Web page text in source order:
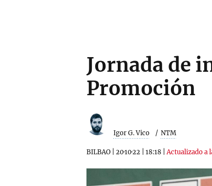
Jornada de
Promoción
Igor G. Vico NTM
BILBAO 20·10·22 18:18 |Actualizado a